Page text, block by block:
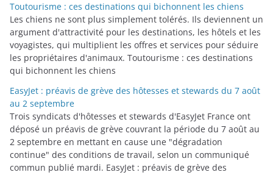
r
i
e
s
Toutourisme : ces destinations qui bichonnent les chiens
Les chiens ne sont plus simplement tolérés. Ils deviennent un
argument d'attractivité pour les destinations, les hôtels et les
voyagistes, qui multiplient les offres et services pour séduire
les propriétaires d'animaux. Toutourisme : ces destinations
qui bichonnent les chiens
EasyJet : préavis de grève des hôtesses et stewards du 7 août
au 2 septembre
Trois syndicats d'hôtesses et stewards d'EasyJet France ont
déposé un préavis de grève couvrant la période du 7 août au
2 septembre en mettant en cause une "dégradation
continue" des conditions de travail, selon un communiqué
commun publié mardi. EasyJet : préavis de grève des